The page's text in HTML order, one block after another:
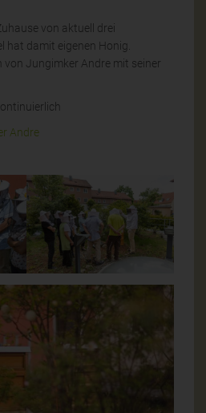
von aktuell drei
hat damit eigenen Honig.
von Jungimker Andre mit seiner
Andre